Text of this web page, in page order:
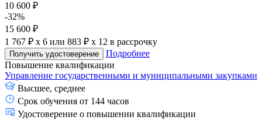
10 600 ₽
-32%
15 600 ₽
1 767 ₽ x 6 или 883 ₽ x 12 в рассрочку
Получить удостоверение
Подробнее
Повышение квалификации
Управление государственными и муниципальными закупками
Высшее, среднее
Срок обучения от 144 часов
Удостоверение о повышении квалификации